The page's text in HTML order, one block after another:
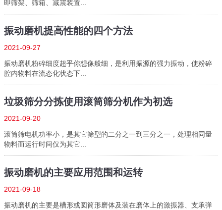
即筛架、筛箱、减震装置...
振动磨机提高性能的四个方法
2021-09-27
振动磨机粉碎细度超乎你想像般细，是利用振源的强力振动，使粉碎
腔内物料在流态化状态下...
垃圾筛分分拣使用滚筒筛分机作为初选
2021-09-20
滚筒筛电机功率小，是其它筛型的二分之一到三分之一，处理相同量
物料而运行时间仅为其它...
振动磨机的主要应用范围和运转
2021-09-18
振动磨机的主要是槽形或圆筒形磨体及装在磨体上的激振器、支承弹